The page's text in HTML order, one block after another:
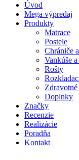
Úvod
Mega výpredaj
Produkty
Matrace
Postele
Chrániče
Vankúše
Rošty
Doplnky
Značky
Recenzie
Realizácie
Poradňa
Kontakt